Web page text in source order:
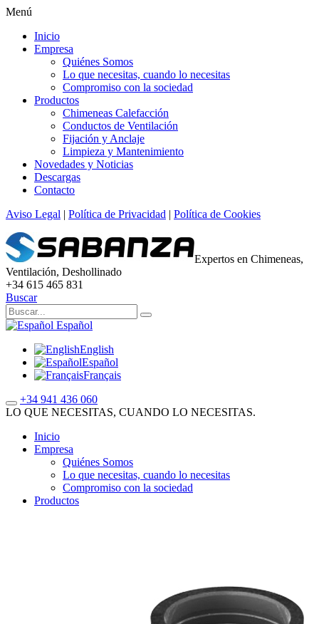
Menú
Inicio
Empresa
Quiénes Somos
Lo que necesitas, cuando lo necesitas
Compromiso con la sociedad
Productos
Chimeneas Calefacción
Conductos de Ventilación
Fijación y Anclaje
Limpieza y Mantenimiento
Novedades y Noticias
Descargas
Contacto
Aviso Legal | Política de Privacidad | Política de Cookies
Expertos en Chimeneas,
Ventilación, Deshollinado
+34 615 465 831
Buscar
Español
English
Español
Français
+34 941 436 060
LO QUE NECESITAS, CUANDO LO NECESITAS.
Inicio
Empresa
Quiénes Somos
Lo que necesitas, cuando lo necesitas
Compromiso con la sociedad
Productos